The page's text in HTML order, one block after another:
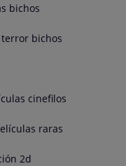
bichos
bichos
cinefilos
raras
2d